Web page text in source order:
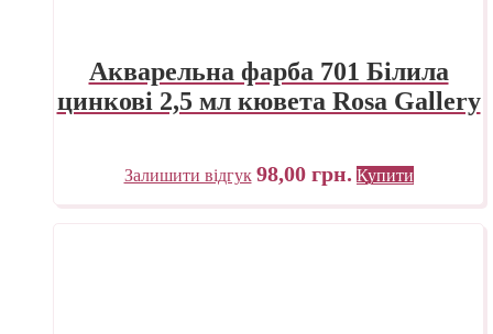
Акварельна фарба 701 Білила
цинкові 2,5 мл кювета Rosa Gallery
Залишити відгук 98,00 грн. Купити